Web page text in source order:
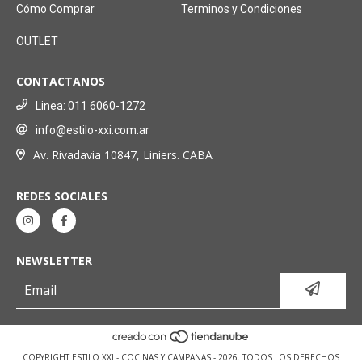
Cómo Comprar Terminos y Condiciones
OUTLET
CONTACTANOS
Linea: 011 6060-1272
info@estilo-xxi.com.ar
Av. Rivadavia 10847, Liniers. CABA
REDES SOCIALES
NEWSLETTER
COPYRIGHT ESTILO XXI - COCINAS Y CAMPANAS - 2026. TODOS LOS DERECHOS